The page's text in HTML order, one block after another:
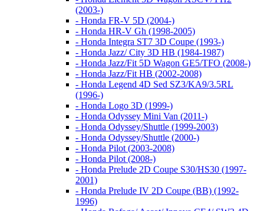
(2003-)
- Honda FR-V 5D (2004-)
- Honda HR-V Gh (1998-2005)
- Honda Integra ST7 3D Coupe (1993-)
- Honda Jazz/ City 3D HB (1984-1987)
- Honda Jazz/Fit 5D Wagon GE5/TFO (2008-)
- Honda Jazz/Fit HB (2002-2008)
- Honda Legend 4D Sed SZ3/KA9/3.5RL
(1996-)
- Honda Logo 3D (1999-)
- Honda Odyssey Mini Van (2011-)
- Honda Odyssey/Shuttle (1999-2003)
- Honda Odyssey/Shuttle (2000-)
- Honda Pilot (2003-2008)
- Honda Pilot (2008-)
- Honda Prelude 2D Coupe S30/HS30 (1997-
2001)
- Honda Prelude IV 2D Coupe (BB) (1992-
1996)